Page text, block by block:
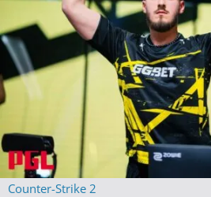
Counter-Strike 2